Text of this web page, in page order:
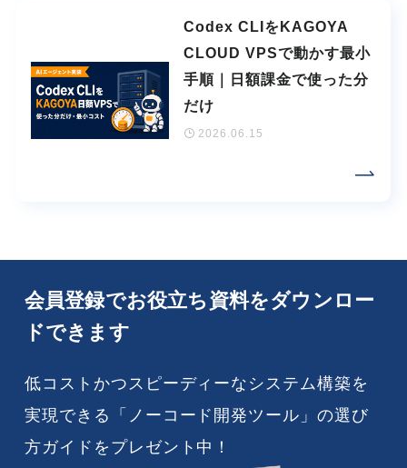
Codex CLIをKAGOYA
CLOUD VPSで動かす最小
手順｜日額課金で使った分
だけ
2026.06.15
会員登録でお役立ち資料をダウンロー
ドできます
低コストかつスピーディーなシステム構築を
実現できる「ノーコード開発ツール」の選び
方ガイドをプレゼント中！